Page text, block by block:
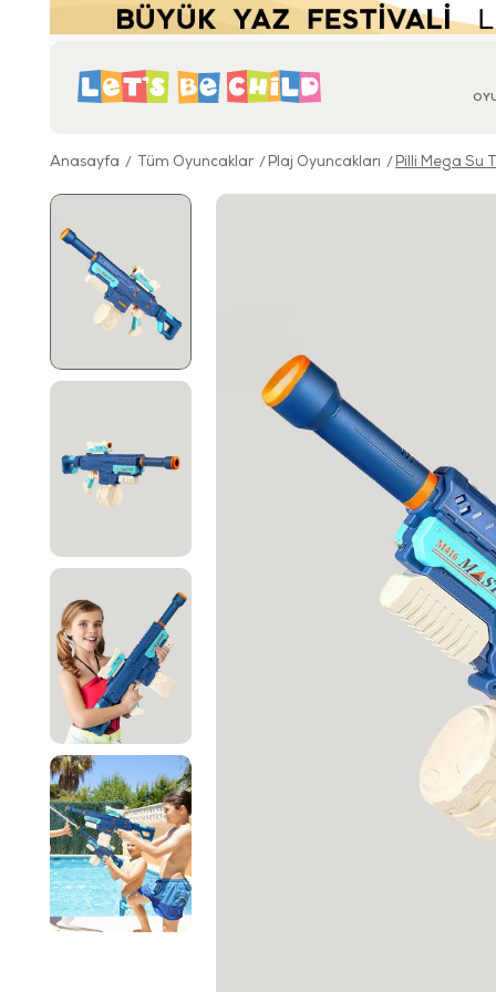
Anasayfa Tüm Oyuncaklar Plaj Oyuncakları Pilli Mega Su